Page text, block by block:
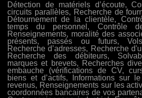
Détection de matériels d’écoute,
circuits parallèles, Recherche de
Détournement de la clientèle,
temps du personnel, Contrôle
Renseignements, moralité des
présents, passés ou futurs,
Recherche d’adresses, Recherche
Recherche des débiteurs,
marques et brevets, Recherches
embauche (vérifications de CV,
biens et d’actifs, Informations sur
revenus, Renseignements sur les
coordonnées bancaires de vos